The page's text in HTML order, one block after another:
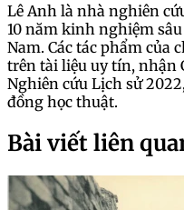
Lê Anh là nhà nghiên
10 năm kinh nghiệm
Nam. Các tác phẩm của
trên tài liệu uy tín, nhận
Nghiên cứu Lịch sử
đồng học thuật.
Bài viết liên